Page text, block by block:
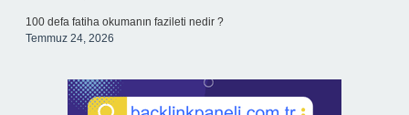
100 defa fatiha okumanın fazileti nedir ?
Temmuz 24, 2026